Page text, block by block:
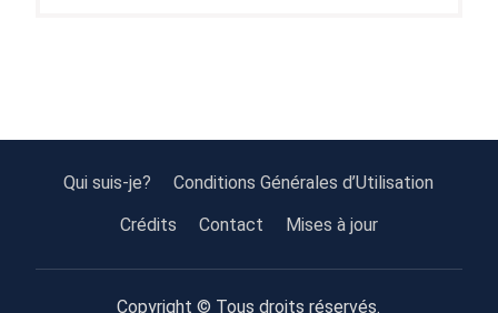
Qui suis-je?
Conditions Générales d’Utilisation
Crédits
Contact Mises à jour
Copyright © Tous droits réservés.